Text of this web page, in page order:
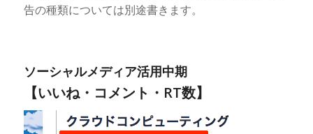
告の種類については別途書きます。
ソーシャルメディア活用中期
【いいね・コメント・RT数】